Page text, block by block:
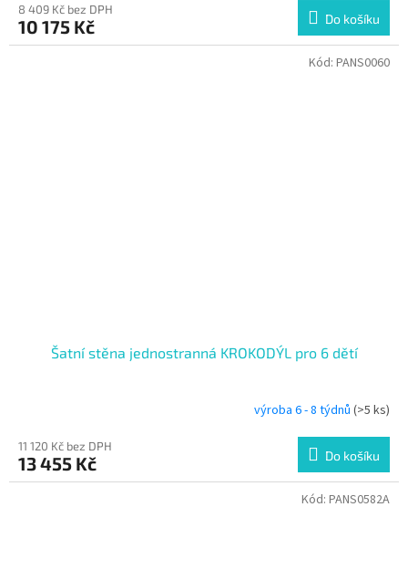
8 409 Kč bez DPH
10 175 Kč Do košíku
Šatní stěna jednostranná KROKODÝL pro 6 dětí
výroba 6 - 8 týdnů (>5 ks)
11 120 Kč bez DPH
13 455 Kč Do košíku
Kód: PANS0060
Kód: PANS0582A